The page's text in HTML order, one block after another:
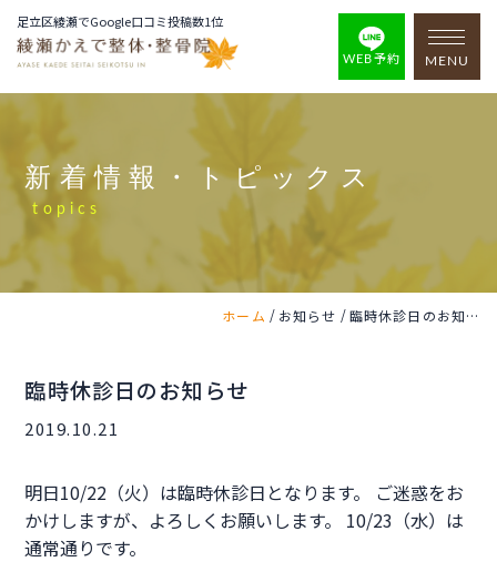
足立区綾瀬でGoogle口コミ投稿数1位
WEB予約 MENU
新着情報・トピックス
topics
ホーム / お知らせ / 臨時休診日のお知らせ
臨時休診日のお知らせ
2019.10.21
明日10/22（火）は臨時休診日となります。 ご迷惑をお
かけしますが、よろしくお願いします。 10/23（水）は
通常通りです。